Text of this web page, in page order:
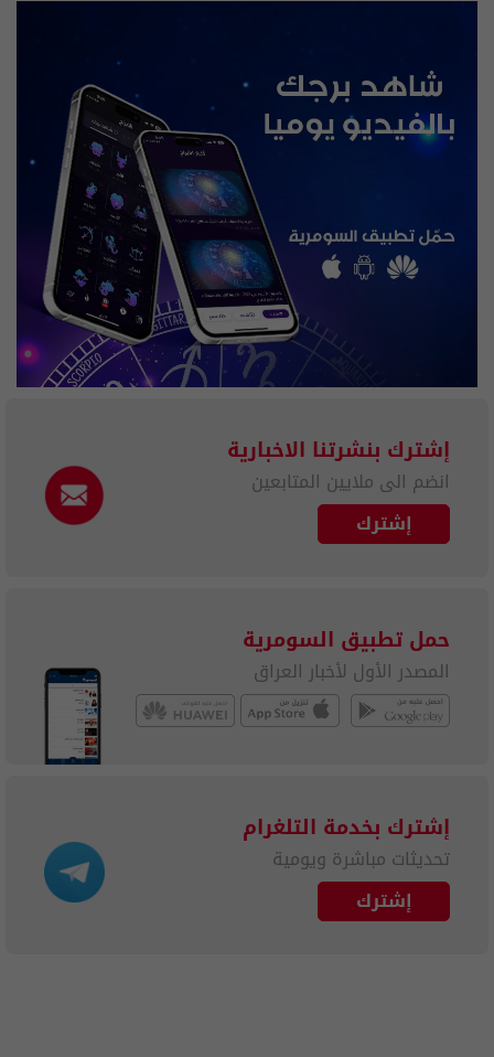
إشترك بنشرتنا الاخبارية
انضم الى ملايين المتابعين
إشترك
حمل تطبيق السومرية
المصدر الأول لأخبار العراق
إشترك بخدمة التلغرام
تحديثات مباشرة ويومية
إشترك